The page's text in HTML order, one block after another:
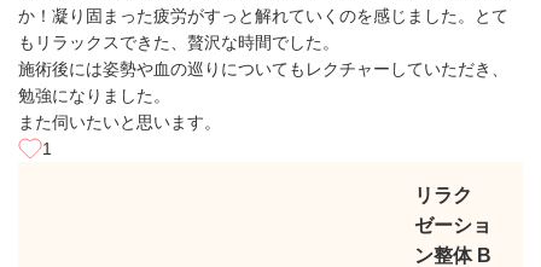
か！凝り固まった疲労がすっと解れていくのを感じました。とて
もリラックスできた、贅沢な時間でした。
施術後には姿勢や血の巡りについてもレクチャーしていただき、
勉強になりました。
また伺いたいと思います。
1
リラク
ゼーショ
ン整体 B